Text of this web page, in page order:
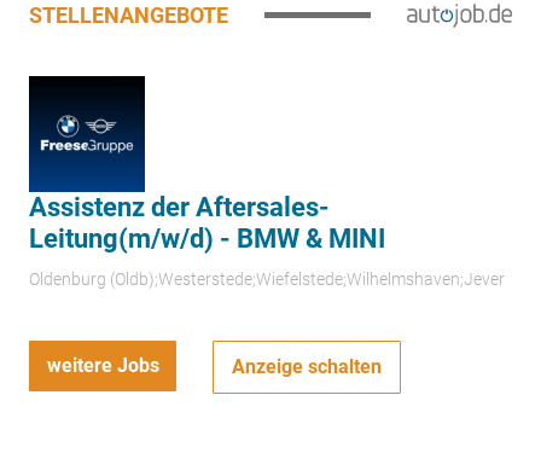
STELLENANGEBOTE
Assistenz der Aftersales-
Leitung(m/w/d) - BMW & MINI
Oldenburg (Oldb);Westerstede;Wiefelstede;Wilhelmshaven;Jever
weitere Jobs Anzeige schalten